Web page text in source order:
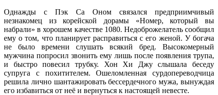
Однажды с Пэк Са Оном связался предприимчивый
незнакомец из корейской дорамы «Номер, который вы
набрали» в хорошем качестве 1080. Недоброжелатель сообщил
ему о том, что планирует расправиться с его женой. У богача
не было времени слушать всякий бред. Высокомерный
мужчина попросил звонить ему лишь после появления трупа,
и быстро повесил трубку. Хон Хи Джу слышала беседу
супруга с похитителем. Ошеломленная сурдопереводчица
решила лично шантажировать бессердечного мужа, вынуждая
его избавиться от неё и вернуться к настоящей невесте.